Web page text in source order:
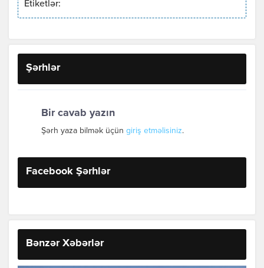
Etiketlər:
Şərhlər
Bir cavab yazın
Şərh yaza bilmək üçün giriş etməlisiniz.
Facebook Şərhlər
Bənzər Xəbərlər